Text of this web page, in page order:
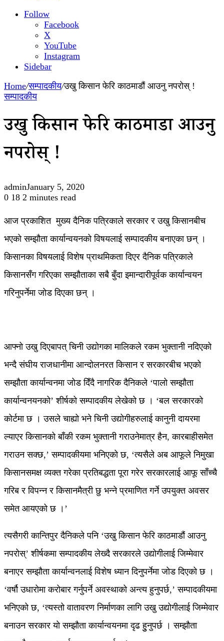
Follow
Facebook
X
YouTube
Instagram
Sidebar
Home/सम्पादकीय/उखु किसान फेरि काठमाडौं आउनु नपरोस् !
सम्पादकीय
उखु किसान फेरि काठमाडौं आउनु
नपरोस् !
adminJanuary 5, 2020
0 18 2 minutes read
आज प्रकाशित मुख्य दैनिक पत्रिकाले सरकार र उखु किसानबीच
भएको सम्झौता कार्यान्वयनको विषयलाई सम्पादकीय बनाएका छन् ।
किसानका विषयलाई विशेष प्राथमिकता दिएर दैनिक पत्रिकाले
किसानसँग गरिएका सम्झौताका सबै बुँदा इमान्दारीपूर्वक कार्यान्वयन
गरिनुपर्नेमा जोड दिएका छन् ।
आफ्नो उखु दिएबापत् चिनी उद्योगका मालिकले रकम भुक्तानी नदिएको
भन्दै संघीय राजधानीमा आन्दोलनरत किसान र सरकारबीच भएको
सम्झौता कार्यान्वनमा जोड दिँदै नागरिक दैनिकले ‘पालो सम्झौता
कार्यान्वनयनको’ शीर्षको सम्पादकीय लेखेको छ । ‘बल सरकारको
कोर्टमा छ । उसले चाह्यो भने चिनी उद्योगीहरुलाई कानुनी दायरमा
ल्याएर किसानको बाँकी रकम भुक्तानी गराउनेमात्र हैन, कारबाहीसमेत
गराउन सक्छ,’ सम्पादकीयमा भनिएको छ, ‘त्यसैले अब आफूले निमुखा
किसानसमक्ष व्यक्त गरेका प्रतिबद्धता पूरा गरेर सरकारलाई आफू साँच्चै
गरिब र विपन्न र किसानमैत्री छु भन्ने प्रमाणित गर्ने उपयुक्त अवसर
समेत आयएको छ ।’
त्यसैगरी कान्तिपुर दैनिकले पनि ‘उखु किसान फेरि काठमाडौं आउनु
नपरोस्’ शीर्षकमा सम्पादकीय लेख्दै सरकारले उद्योगीलाई जिम्मेवार
बनाएर सम्झौता कार्यान्वनलाई विशेष ध्यान दिनुपर्नेमा जोड दिएको छ ।
‘वर्षौ उधारोमा करोबार गर्नुपर्ने अवस्थाको अन्त्य हुनुपर्छ,’ सम्पादकीयमा
भनिएको छ, ‘त्यस्तो वातावरण निर्माणका लागि उखु उद्योगीलाई जिम्मेवार
बनाउन सरकार यो सम्झौता कार्यान्वयनमा दृढ हुुनुपर्छ । सम्झौता